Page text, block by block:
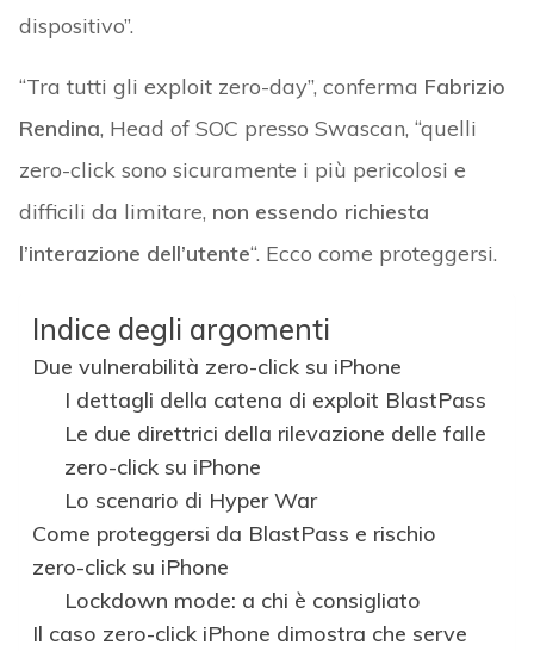
dispositivo”.
“Tra tutti gli exploit zero-day”, conferma Fabrizio
Rendina, Head of SOC presso Swascan, “quelli
zero-click sono sicuramente i più pericolosi e
difficili da limitare, non essendo richiesta
l’interazione dell’utente“. Ecco come proteggersi.
Indice degli argomenti
Due vulnerabilità zero-click su iPhone
I dettagli della catena di exploit BlastPass
Le due direttrici della rilevazione delle falle
zero-click su iPhone
Lo scenario di Hyper War
Come proteggersi da BlastPass e rischio
zero-click su iPhone
Lockdown mode: a chi è consigliato
Il caso zero-click iPhone dimostra che serve